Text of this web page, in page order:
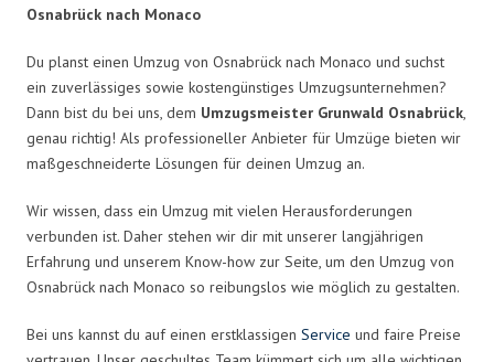
Osnabrück nach Monaco
Du planst einen Umzug von Osnabrück nach Monaco und suchst
ein zuverlässiges sowie kostengünstiges Umzugsunternehmen?
Dann bist du bei uns, dem Umzugsmeister Grunwald Osnabrück,
genau richtig! Als professioneller Anbieter für Umzüge bieten wir
maßgeschneiderte Lösungen für deinen Umzug an.
Wir wissen, dass ein Umzug mit vielen Herausforderungen
verbunden ist. Daher stehen wir dir mit unserer langjährigen
Erfahrung und unserem Know-how zur Seite, um den Umzug von
Osnabrück nach Monaco so reibungslos wie möglich zu gestalten.
Bei uns kannst du auf einen erstklassigen Service und faire Preise